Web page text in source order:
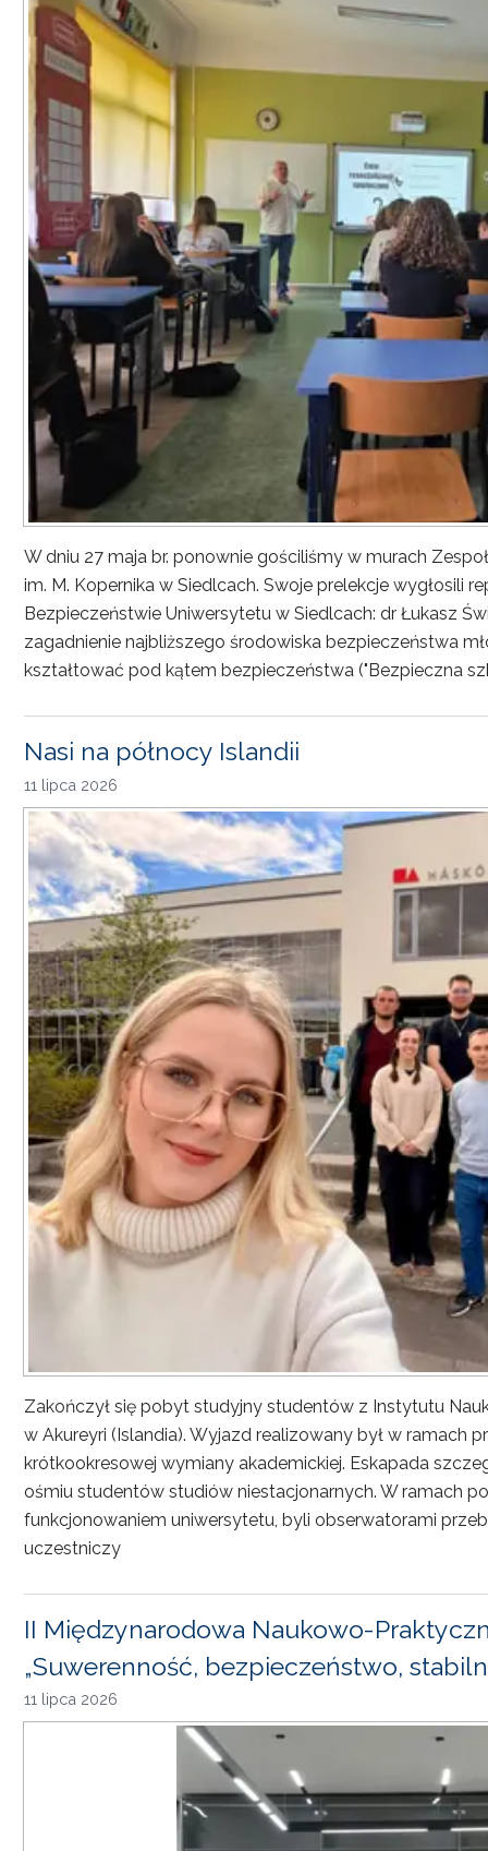
W dniu 27 maja br. ponownie gościliśmy w murach
im. M. Kopernika w Siedlcach. Swoje prelekcje wygłosili
Bezpieczeństwie Uniwersytetu w Siedlcach: dr Łukasz
zagadnienie najbliższego środowiska bezpieczeństwa
kształtować pod kątem bezpieczeństwa ("Bezpieczna
Nasi na północy Islandii
11 lipca 2026
Zakończył się pobyt studyjny studentów z Instytutu
w Akureyri (Islandia). Wyjazd realizowany był w ramach
krótkookresowej wymiany akademickiej. Eskapada
ośmiu studentów studiów niestacjonarnych. W ramach
funkcjonowaniem uniwersytetu, byli obserwatorami
uczestniczy
II Międzynarodowa Naukowo-
„Suwerenność, bezpieczeństwo,
11 lipca 2026